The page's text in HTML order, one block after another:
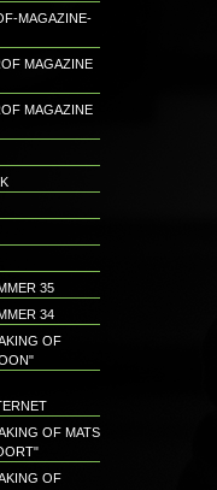
MAGAZINE-
MAGAZINE
MAGAZINE
35
34
OF
OF MATS
OF